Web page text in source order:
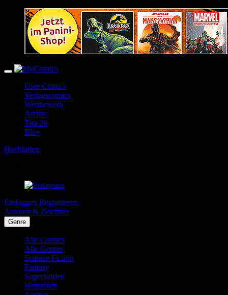
User Comics
Verlagscomics
Wettbewerb
Archiv
Top 20
Blog
Hochladen
Einloggen Registrieren
Autoren & Zeichner
Genre
Alle Comics
Alle Genres
Science Fiction
Fantasy
Superhelden
Historisch